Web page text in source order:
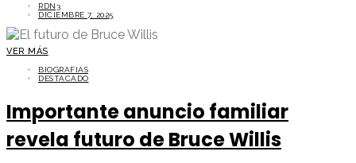
RDN3
DICIEMBRE 7, 2025
VER MÁS
BIOGRAFIAS
DESTACADO
Importante anuncio familiar
revela futuro de Bruce Willis